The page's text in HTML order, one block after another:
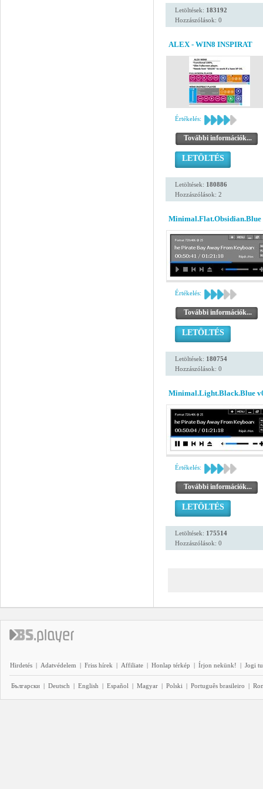
Letöltések: 183192
Hozzászólások: 0
ALEX - WIN8 INSPIRAT
Értékelés:
További információk...
LETÖLTÉS
Letöltések: 180886
Hozzászólások: 2
Minimal.Flat.Obsidian.Blue
Értékelés:
További információk...
LETÖLTÉS
Letöltések: 180754
Hozzászólások: 0
Minimal.Light.Black.Blue
Értékelés:
További információk...
LETÖLTÉS
Letöltések: 175514
Hozzászólások: 0
Hirdetés | Adatvédelem | Friss hírek | Affiliate | Honlap térkép | Írjon nekünk! | Jogi
Български | Deutsch | English | Español | Magyar | Polski | Português brasileiro |